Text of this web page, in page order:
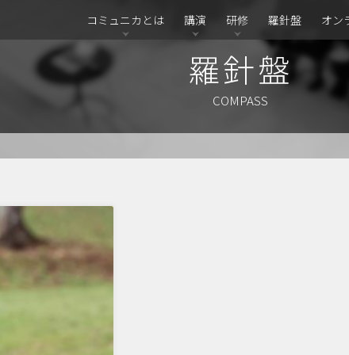
コミュニカとは 講演 研修 羅針盤 オン
羅針盤
COMPASS